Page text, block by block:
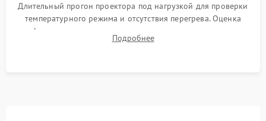
Длительный прогон проектора под нагрузкой для проверки
температурного режима и отсутствия перегрева. Оценка
фокуса, контрастности и цветопередачи на тестовых
таблицах. Проверка работы всех видеовходов и кнопок
Подробнее